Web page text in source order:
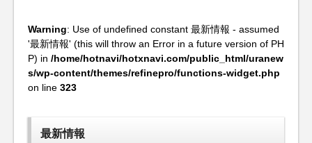
Warning: Use of undefined constant 最新情報 - assumed
'最新情報' (this will throw an Error in a future version of PH
P) in /home/hotnavi/hotxnavi.com/public_html/uranew
s/wp-content/themes/refinepro/functions-widget.php
on line 323
最新情報